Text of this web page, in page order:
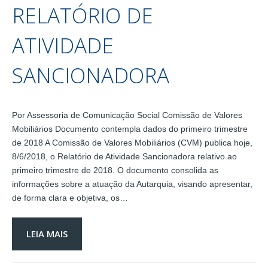
RELATÓRIO DE
ATIVIDADE
SANCIONADORA
Por Assessoria de Comunicação Social Comissão de Valores
Mobiliários Documento contempla dados do primeiro trimestre
de 2018 A Comissão de Valores Mobiliários (CVM) publica hoje,
8/6/2018, o Relatório de Atividade Sancionadora relativo ao
primeiro trimestre de 2018. O documento consolida as
informações sobre a atuação da Autarquia, visando apresentar,
de forma clara e objetiva, os…
LEIA MAIS